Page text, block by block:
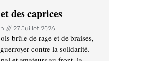
des caprices
27 Juillet 2026
brûle de rage et de braises,
contre la solidarité.